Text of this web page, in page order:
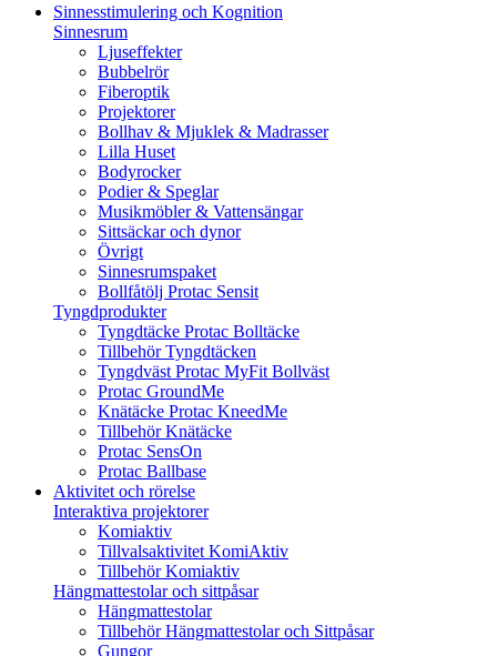
Sinnesstimulering och Kognition
Sinnesrum
Ljuseffekter
Bubbelrör
Fiberoptik
Projektorer
Bollhav & Mjuklek & Madrasser
Lilla Huset
Bodyrocker
Podier & Speglar
Musikmöbler & Vattensängar
Sittsäckar och dynor
Övrigt
Sinnesrumspaket
Bollfåtölj Protac Sensit
Tyngdprodukter
Tyngdtäcke Protac Bolltäcke
Tillbehör Tyngdtäcken
Tyngdväst Protac MyFit Bollväst
Protac GroundMe
Knätäcke Protac KneedMe
Tillbehör Knätäcke
Protac SensOn
Protac Ballbase
Aktivitet och rörelse
Interaktiva projektorer
Komiaktiv
Tillvalsaktivitet KomiAktiv
Tillbehör Komiaktiv
Hängmattestolar och sittpåsar
Hängmattestolar
Tillbehör Hängmattestolar och Sittpåsar
Gungor